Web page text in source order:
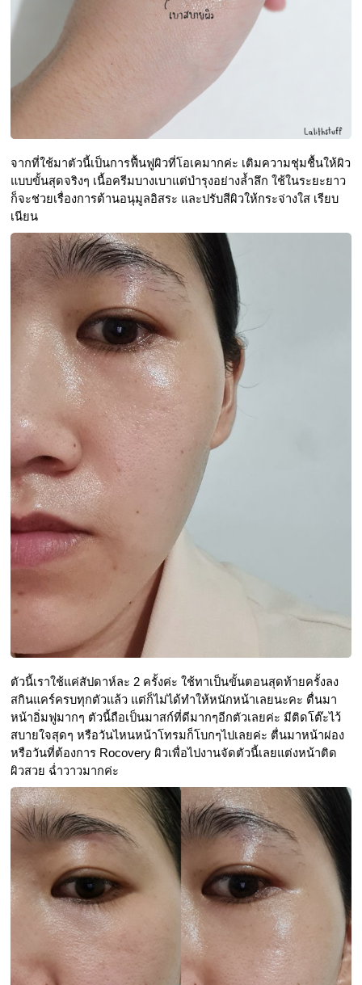
จากที่ใช้มาตัวนี้เป็นการฟื้นฟูผิวที่โอเคมากค่ะ เติมความชุ่มชื้นให้ผิว
แบบขั้นสุดจริงๆ เนื้อครีมบางเบาแต่บำรุงอย่างล้ำลึก ใช้ในระยะยาว
ก็จะช่วยเรื่องการต้านอนุมูลอิสระ และปรับสีผิวให้กระจ่างใส เรียบ
เนียน
ตัวนี้เราใช้แค่สัปดาห์ละ 2 ครั้งค่ะ ใช้ทาเป็นขั้นตอนสุดท้ายครั้งลง
สกินแคร์ครบทุกตัวแล้ว แต่ก็ไม่ได้ทำให้หนักหน้าเลยนะคะ ตื่นมา
หน้าอิ่มฟูมากๆ ตัวนี้ถือเป็นมาสก์ที่ดีมากๆอีกตัวเลยค่ะ มีติดโต๊ะไว้
สบายใจสุดๆ หรือวันไหนหน้าโทรมก็โบกๆไปเลยค่ะ ตื่นมาหน้าผ่อง
หรือวันที่ต้องการ Rocovery ผิวเพื่อไปงานจัดตัวนี้เลยแต่งหน้าติด
ผิวสวย ฉ่ำวาวมากค่ะ